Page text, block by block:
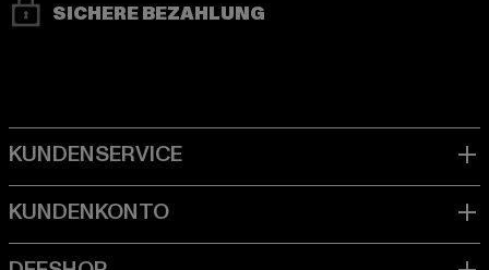
SICHERE BEZAHLUNG